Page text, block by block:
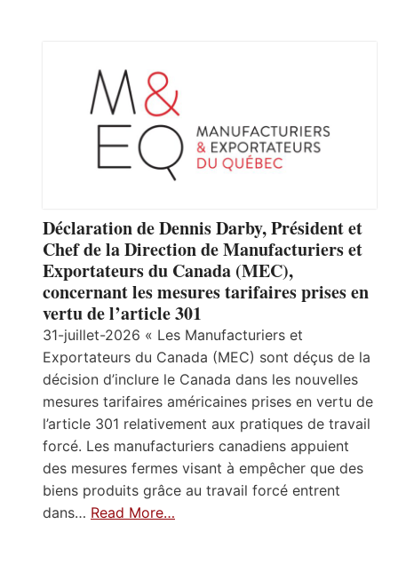
Déclaration de Dennis Darby, Président et
Chef de la Direction de Manufacturiers et
Exportateurs du Canada (MEC),
concernant les mesures tarifaires prises en
vertu de l’article 301
31-juillet-2026 « Les Manufacturiers et
Exportateurs du Canada (MEC) sont déçus de la
décision d’inclure le Canada dans les nouvelles
mesures tarifaires américaines prises en vertu de
l’article 301 relativement aux pratiques de travail
forcé. Les manufacturiers canadiens appuient
des mesures fermes visant à empêcher que des
biens produits grâce au travail forcé entrent
dans… Read More…